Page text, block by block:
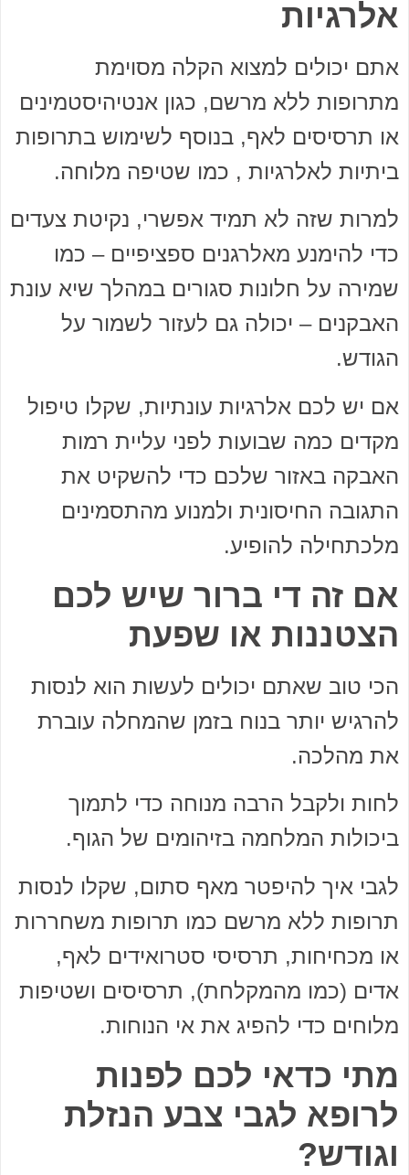
אלרגיות
אתם יכולים למצוא הקלה מסוימת
מתרופות ללא מרשם, כגון אנטיהיסטמינים
או תרסיסים לאף, בנוסף לשימוש בתרופות
ביתיות לאלרגיות , כמו שטיפה מלוחה.
למרות שזה לא תמיד אפשרי, נקיטת צעדים
כדי להימנע מאלרגנים ספציפיים – כמו
שמירה על חלונות סגורים במהלך שיא עונת
האבקנים – יכולה גם לעזור לשמור על
הגודש.
אם יש לכם אלרגיות עונתיות, שקלו טיפול
מקדים כמה שבועות לפני עליית רמות
האבקה באזור שלכם כדי להשקיט את
התגובה החיסונית ולמנוע מהתסמינים
מלכתחילה להופיע.
אם זה די ברור שיש לכם
הצטננות או שפעת
הכי טוב שאתם יכולים לעשות הוא לנסות
להרגיש יותר בנוח בזמן שהמחלה עוברת
את מהלכה.
לחות ולקבל הרבה מנוחה כדי לתמוך
ביכולות המלחמה בזיהומים של הגוף.
לגבי איך להיפטר מאף סתום, שקלו לנסות
תרופות ללא מרשם כמו תרופות משחררות
או מכחיחות, תרסיסי סטרואידים לאף,
אדים (כמו מהמקלחת), תרסיסים ושטיפות
מלוחים כדי להפיג את אי הנוחות.
מתי כדאי לכם לפנות
לרופא לגבי צבע הנזלת
וגודש?